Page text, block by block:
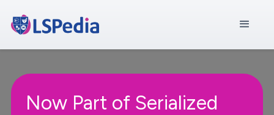
Now Part of Serialized